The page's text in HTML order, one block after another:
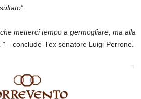
metterci tempo a germogliare, ma alla
– conclude l’ex senatore Luigi Perrone.